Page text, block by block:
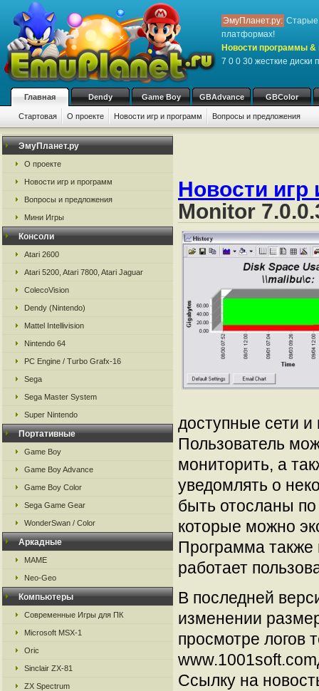
ЭмуПланет.ру: Старые
платформах!
Новости программы &
7 0 0 30 жесткие диски
Главная Dendy Game Boy GBAdvance GBColor
Стартовая О проекте Новости игр и программ Вопросы и предложения
ЭмуПланет.ру
О проекте
Новости игр и программ
Вопросы и предложения
Мини Игры
Консоли
Atari 2600
Atari 5200, Atari 7800, Atari Jaguar
ColecoVision
Dendy (Nintendo)
Mattel Intellivision
Nintendo 64
PC Engine / Turbo Grafx-16
Sega
Sega Master System
Super Nintendo
Портативные
Game Boy
Game Boy Advance
Game Boy Color
Sega Game Gear
WonderSwan / Color
Аркадные
MAME
Neo-Geo
Компьютеры
Современные Игры для ПК
Microsoft MSX-1
Oric
Sinclair ZX-81
ZX Spectrum
Новости игр
Monitor
доступные сети и
Пользователь
мониторить, а
уведомлять о
быть отосланы
которые можно
Программа также
работает
В последней
изменении
просмотре логов
Ссылку на